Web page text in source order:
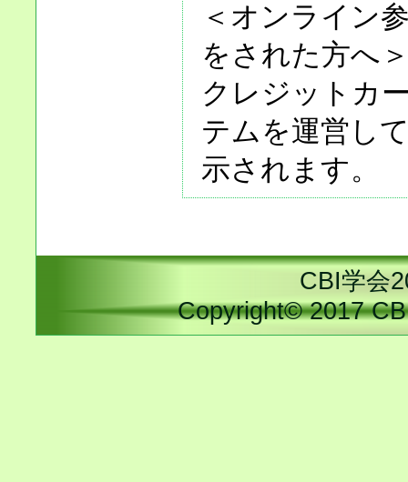
＜オンライン
をされた方へ
クレジットカ
テムを運営し
示されます。
CBI学会
Copyright© 2017